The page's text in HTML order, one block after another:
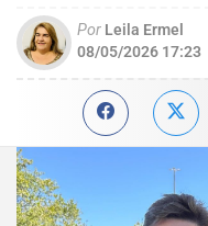
Por Leila Ermel
08/05/2026 17:23